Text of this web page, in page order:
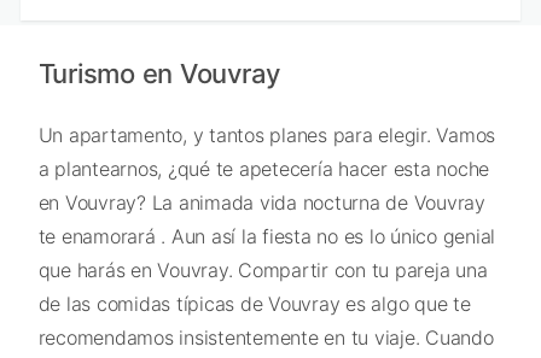
Turismo en Vouvray
Un apartamento, y tantos planes para elegir. Vamos
a plantearnos, ¿qué te apetecería hacer esta noche
en Vouvray? La animada vida nocturna de Vouvray
te enamorará . Aun así la fiesta no es lo único genial
que harás en Vouvray. Compartir con tu pareja una
de las comidas típicas de Vouvray es algo que te
recomendamos insistentemente en tu viaje. Cuando